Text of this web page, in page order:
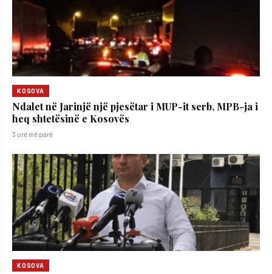
KOSOVA
Ndalet në Jarinjë një pjesëtar i MUP-it serb, MPB-ja i
heq shtetësinë e Kosovës
3 orë më parë
KOSOVA